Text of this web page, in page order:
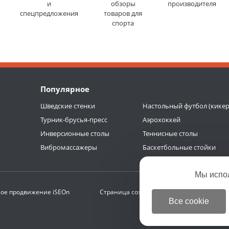
и
спецпредложения
обзоры
товаров для
спорта
производителя
Популярное
Шведские стенки
Турник-брусья-пресс
Инверсионные столы
Вибромассажеры
Настольный футбол
Аэрохоккей
Теннисные столы
Баскетбольные стойки
продвижение iSEOn Страница создана за 0.419 с | БД 0.314 с
Мы
Все cookie